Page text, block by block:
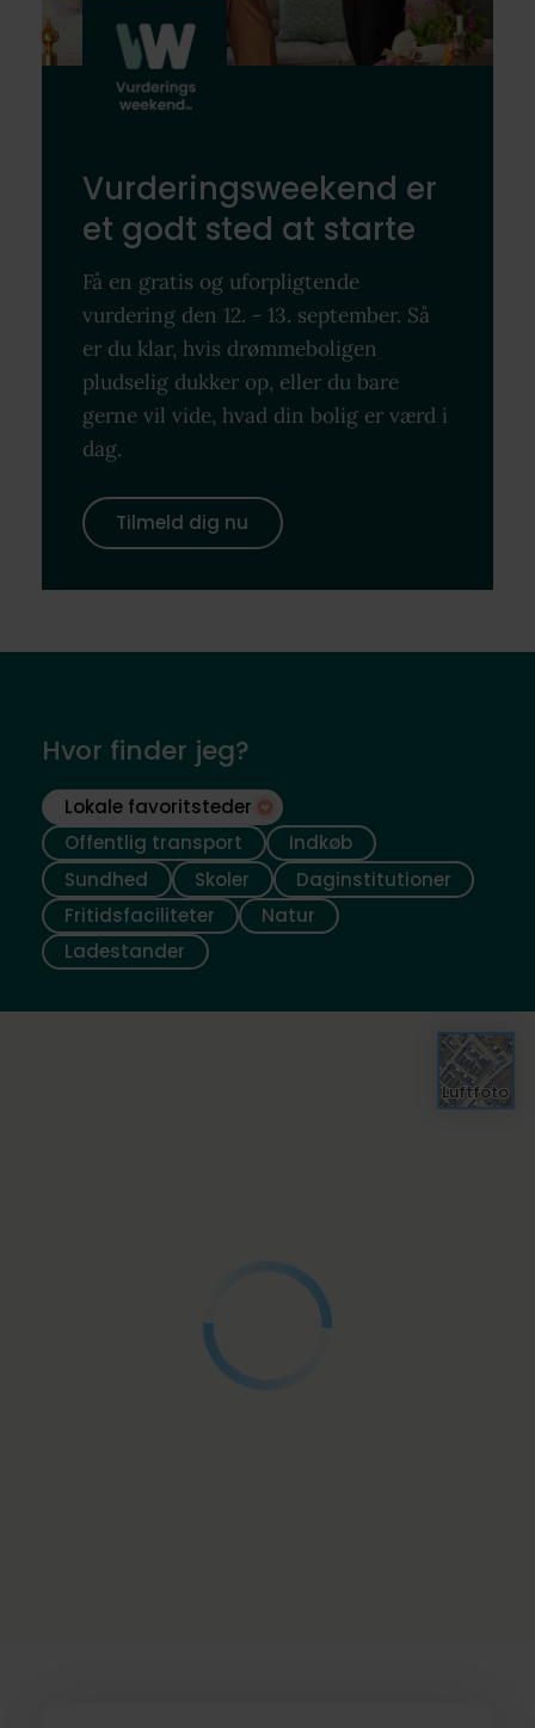
Vurderingsweekend er
et godt sted at starte
Få en gratis og uforpligtende
vurdering den 12. - 13. september. Så
er du klar, hvis drømmeboligen
pludselig dukker op, eller du bare
gerne vil vide, hvad din bolig er værd i
dag.
Tilmeld dig nu
Hvor finder jeg?
Lokale favoritsteder
Offentlig transport
Indkøb
Sundhed
Skoler
Daginstitutioner
Fritidsfaciliteter
Natur
Ladestander
Luftfoto